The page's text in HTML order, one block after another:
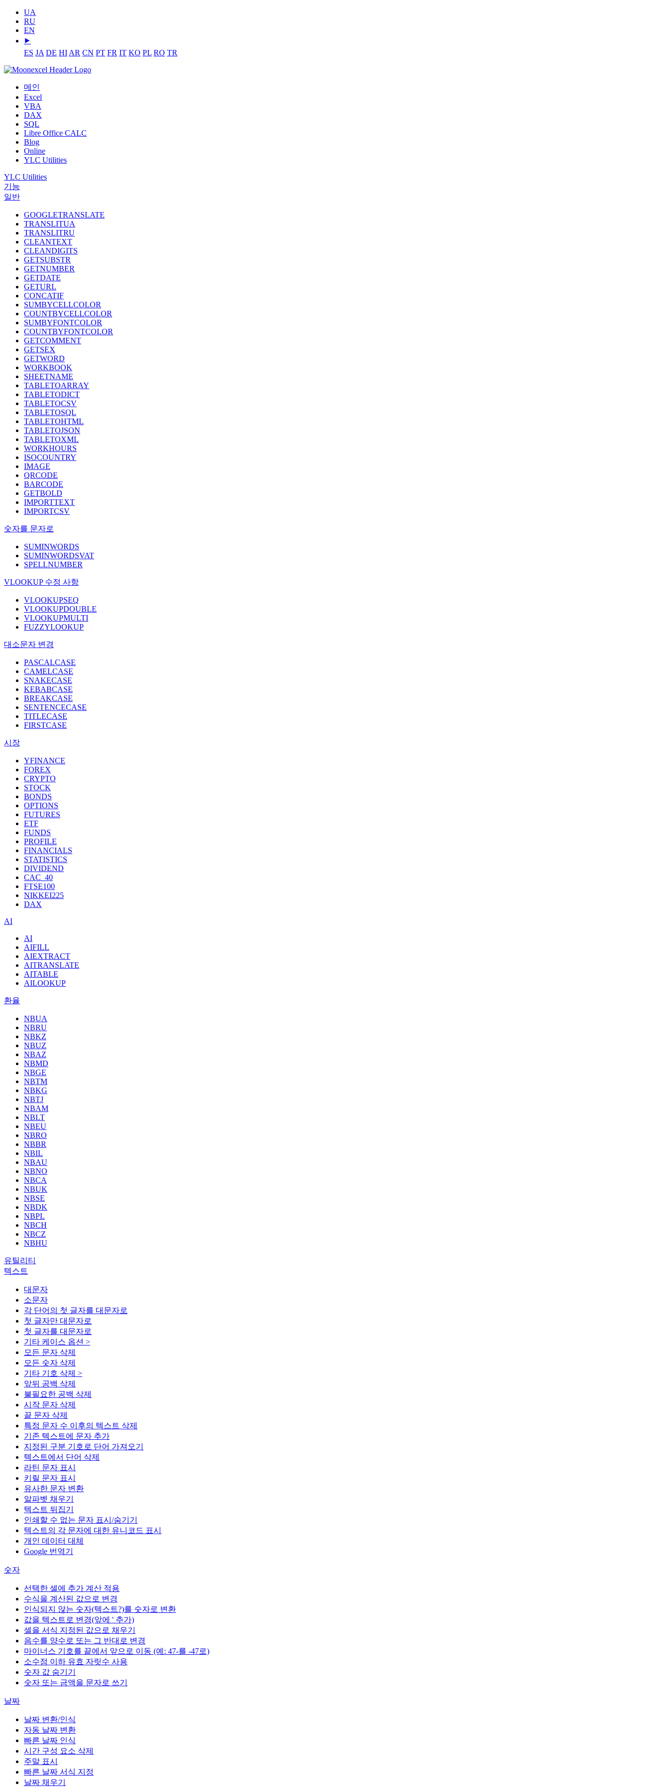
UA
RU
EN
⯈
ES JA DE HI AR CN PT FR IT KO PL RO TR
메인
Excel
VBA
DAX
SQL
Libre Office CALC
Blog
Online
YLC Utilities
YLC Utilities
기능
일반
GOOGLETRANSLATE
TRANSLITUA
TRANSLITRU
CLEANTEXT
CLEANDIGITS
GETSUBSTR
GETNUMBER
GETDATE
GETURL
CONCATIF
SUMBYCELLCOLOR
COUNTBYCELLCOLOR
SUMBYFONTCOLOR
COUNTBYFONTCOLOR
GETCOMMENT
GETSEX
GETWORD
WORKBOOK
SHEETNAME
TABLETOARRAY
TABLETODICT
TABLETOCSV
TABLETOSQL
TABLETOHTML
TABLETOJSON
TABLETOXML
WORKHOURS
ISOCOUNTRY
IMAGE
QRCODE
BARCODE
GETBOLD
IMPORTTEXT
IMPORTCSV
숫자를 문자로
SUMINWORDS
SUMINWORDSVAT
SPELLNUMBER
VLOOKUP 수정 사항
VLOOKUPSEQ
VLOOKUPDOUBLE
VLOOKUPMULTI
FUZZYLOOKUP
대소문자 변경
PASCALCASE
CAMELCASE
SNAKECASE
KEBABCASE
BREAKCASE
SENTENCECASE
TITLECASE
FIRSTCASE
시장
YFINANCE
FOREX
CRYPTO
STOCK
BONDS
OPTIONS
FUTURES
ETF
FUNDS
PROFILE
FINANCIALS
STATISTICS
DIVIDEND
CAC_40
FTSE100
NIKKEI225
DAX
AI
AI
AIFILL
AIEXTRACT
AITRANSLATE
AITABLE
AILOOKUP
환율
NBUA
NBRU
NBKZ
NBUZ
NBAZ
NBMD
NBGE
NBTM
NBKG
NBTJ
NBAM
NBLT
NBEU
NBRO
NBBR
NBIL
NBAU
NBNO
NBCA
NBUK
NBSE
NBDK
NBPL
NBCH
NBCZ
NBHU
유틸리티
텍스트
대문자
소문자
각 단어의 첫 글자를 대문자로
첫 글자만 대문자로
첫 글자를 대문자로
기타 케이스 옵션 >
모든 문자 삭제
모든 숫자 삭제
기타 기호 삭제 >
앞뒤 공백 삭제
불필요한 공백 삭제
시작 문자 삭제
끝 문자 삭제
특정 문자 수 이후의 텍스트 삭제
기존 텍스트에 문자 추가
지정된 구분 기호로 단어 가져오기
텍스트에서 단어 삭제
라틴 문자 표시
키릴 문자 표시
유사한 문자 변환
알파벳 채우기
텍스트 뒤집기
인쇄할 수 없는 문자 표시/숨기기
텍스트의 각 문자에 대한 유니코드 표시
개인 데이터 대체
Google 번역기
숫자
선택한 셀에 추가 계산 적용
수식을 계산된 값으로 변경
인식되지 않는 숫자(텍스트?)를 숫자로 변환
값을 텍스트로 변경(앞에 ' 추가)
셀을 서식 지정된 값으로 채우기
음수를 양수로 또는 그 반대로 변경
마이너스 기호를 끝에서 앞으로 이동 (예: 47-를 -47로)
소수점 이하 유효 자릿수 사용
숫자 값 숨기기
숫자 또는 금액을 문자로 쓰기
날짜
날짜 변환/인식
자동 날짜 변환
빠른 날짜 인식
시간 구성 요소 삭제
주말 표시
빠른 날짜 서식 지정
날짜 채우기